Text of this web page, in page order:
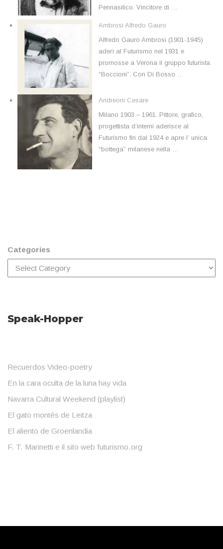
Pennasilico. Vincitore di …
Ambrosi Alfredo Gauro
Alfredo Gauro Ambrosi (1901-1945)
aderì al Futurismo nel 1931 e
promosse a Verona il gruppo futurista
“Boccioni”. Con Di Bosso …
Andreoni Cesare
Milano 1903 – 1961. Pittore, grafico,
progettista d’interni aderisce al
Futurismo fin dal 1924 e apre l’ unica
“bottega” milanese nella …
Categories
Speak-Hopper
Recuerdos Video-poetry
En la cara oculta de la luna hay vida
Navarra Cultural Weekend (playlist)
El gato montés de Leitza
El aliento de Groenlandia
F. T. Marinetti e il sito web futurismo.org